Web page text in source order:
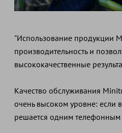
"Использование продукции
производительность и
высококачественные
Качество обслуживания
очень высоком уровне: если
решается одним телефонным